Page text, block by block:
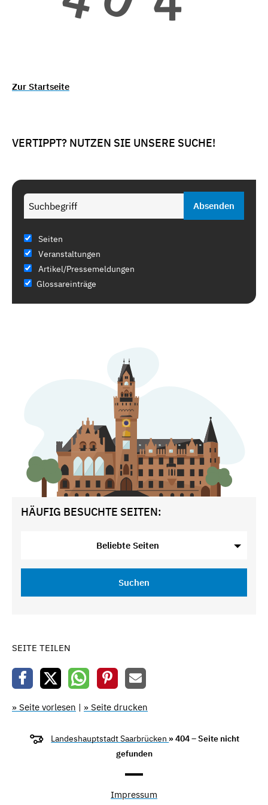
Zur Startseite
VERTIPPT? NUTZEN SIE UNSERE SUCHE!
Seiten
Veranstaltungen
Artikel/Pressemeldungen
Glossareinträge
HÄUFIG BESUCHTE SEITEN:
Beliebte Seiten
Suchen
SEITE TEILEN
» Seite vorlesen | » Seite drucken
Landeshauptstadt Saarbrücken » 404 – Seite nicht
gefunden
Impressum